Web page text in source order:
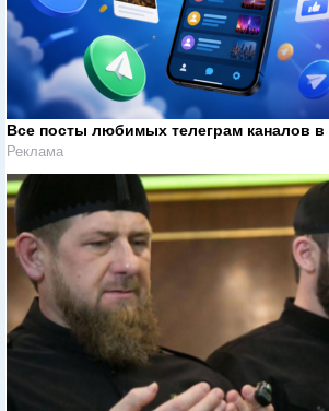
Все посты любимых телеграм каналов в
Реклама